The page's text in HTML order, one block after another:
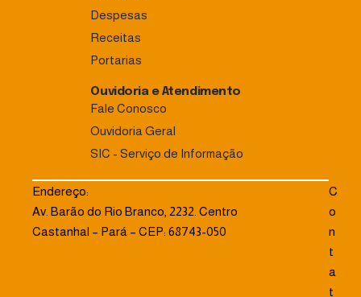
Despesas
Receitas
Portarias
Ouvidoria e Atendimento
Fale Conosco
Ouvidoria Geral
SIC - Serviço de Informação
Endereço:
Av. Barão do Rio Branco, 2232. Centro
Castanhal – Pará – CEP: 68743-050
C
o
n
t
a
t